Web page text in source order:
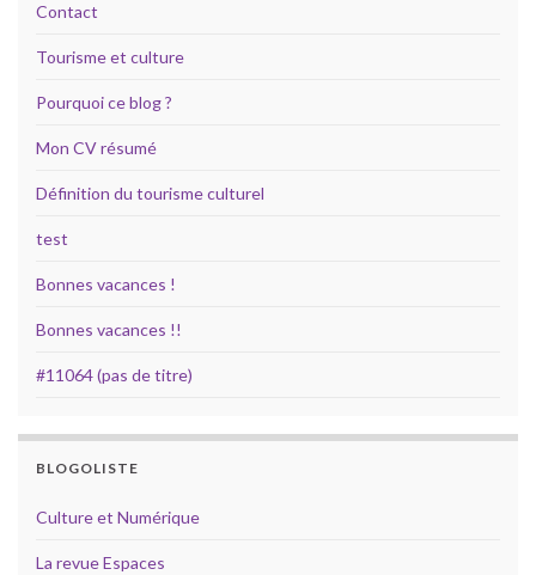
Contact
Tourisme et culture
Pourquoi ce blog ?
Mon CV résumé
Définition du tourisme culturel
test
Bonnes vacances !
Bonnes vacances !!
#11064 (pas de titre)
BLOGOLISTE
Culture et Numérique
La revue Espaces